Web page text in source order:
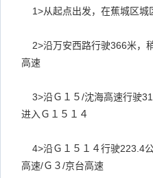
1>从起点出发，在蕉城区城
2>沿万安西路行驶366米，
高速
3>沿Ｇ１５/沈海高速行驶
进入Ｇ１５１４
4>沿Ｇ１５１４行驶223.4
高速/Ｇ３/京台高速